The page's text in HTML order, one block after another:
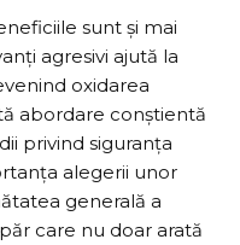
sunt și mai
agresivi ajută la
oxidarea
abordare conștientă
privind siguranța
alegerii unor
generală a
care nu doar arată